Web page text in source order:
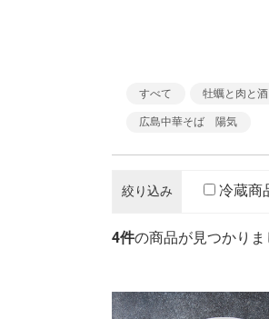
すべて 牡蠣と肉と
広島中華そば 陽気
絞り込み 冷蔵商
4件の商品が見つかりま